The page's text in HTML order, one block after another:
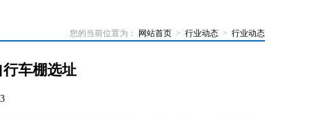
您的当前位置为： 网站首页 > 行业动态 > 行业动态
行车棚选址